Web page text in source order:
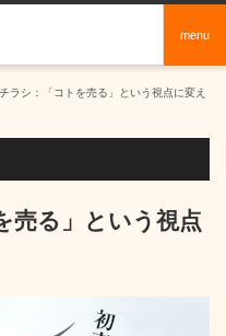
menu
ラシ：「コトを売る」という視点に変え
売る」という視点